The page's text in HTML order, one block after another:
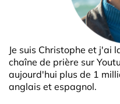
Je suis Christophe et j'ai
chaîne de prière sur
aujourd'hui plus de 1
anglais et espagnol.